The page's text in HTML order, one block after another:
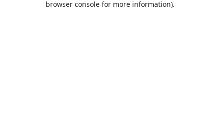
browser console for more information).